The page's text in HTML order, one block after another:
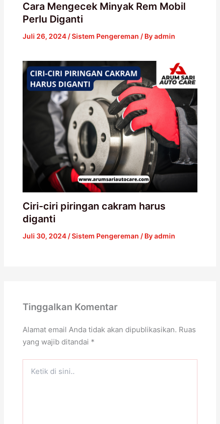
Cara Mengecek Minyak Rem Mobil
Perlu Diganti
Juli 26, 2024 /Sistem Pengereman / Byadmin
Ciri-ciri piringan cakram harus
diganti
Juli 30, 2024 /Sistem Pengereman / Byadmin
Tinggalkan Komentar
Alamat email Anda tidak akan dipublikasikan. Ruas
yang wajib ditandai *